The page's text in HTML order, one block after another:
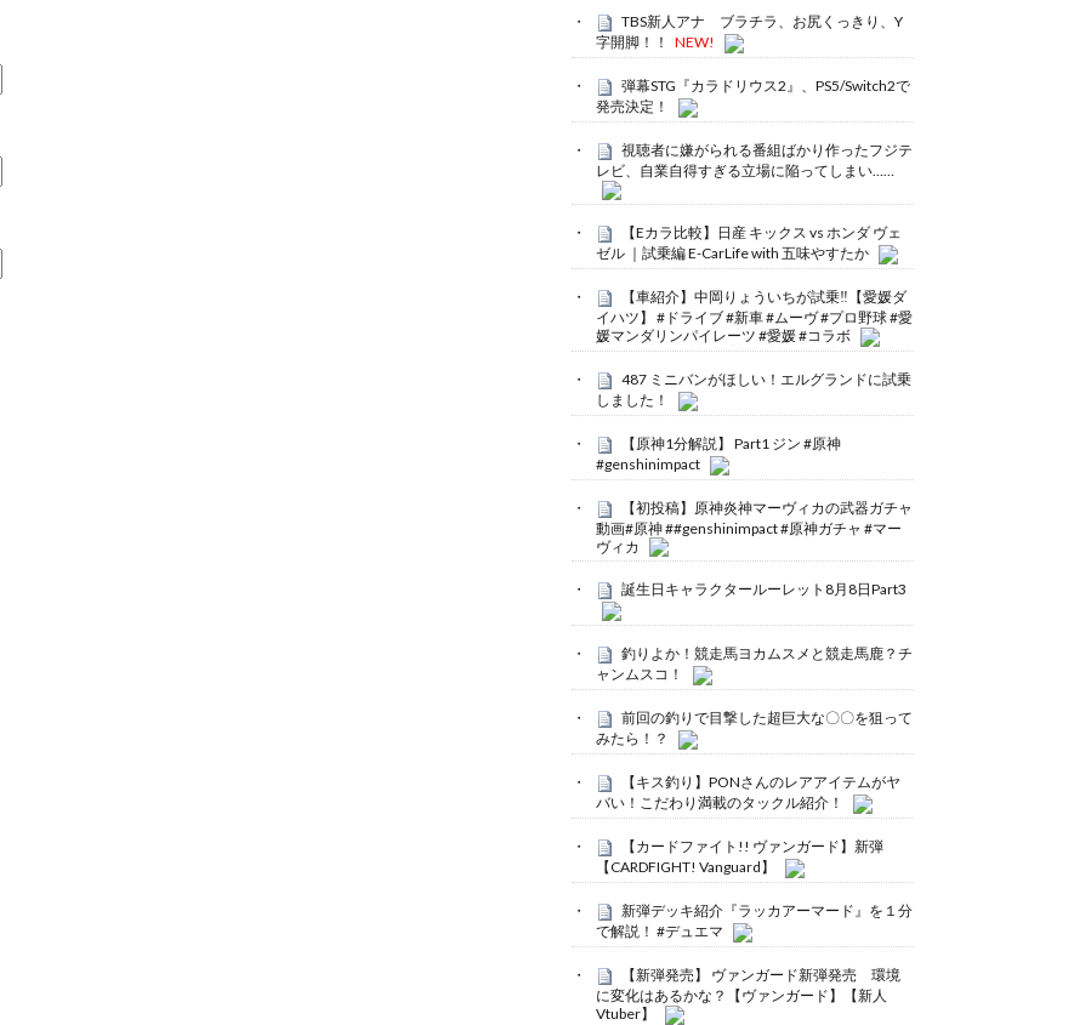
TBS新人アナ ブラチラ、お尻くっきり、Y
字開脚！！
NEW!
弾幕STG『カラドリウス2』、PS5/Switch2で
発売決定！
視聴者に嫌がられる番組ばかり作ったフジテ
レビ、自業自得すぎる立場に陥ってしまい……
【Eカラ比較】日産 キックス vs ホンダ ヴェ
ゼル ｜試乗編 E-CarLife with 五味やすたか
【車紹介】中岡りょういちが試乗‼️【愛媛ダ
イハツ】 #ドライブ #新車 #ムーヴ #プロ野球 #愛
媛マンダリンパイレーツ #愛媛 #コラボ
487 ミニバンがほしい！エルグランドに試乗
しました！
【原神1分解説】 Part1 ジン #原神
#genshinimpact
【初投稿】原神炎神マーヴィカの武器ガチャ
動画#原神 ##genshinimpact #原神ガチャ #マー
ヴィカ
誕生日キャラクタールーレット8月8日Part3
釣りよか！競走馬ヨカムスメと競走馬鹿？チ
ャンムスコ！
前回の釣りで目撃した超巨大な〇〇を狙って
みたら！？
【キス釣り】PONさんのレアアイテムがヤ
バい！こだわり満載のタックル紹介！
【カードファイト!! ヴァンガード】新弾
【CARDFIGHT! Vanguard】
新弾デッキ紹介『ラッカアーマード』を１分
で解説！ #デュエマ
【新弾発売】 ヴァンガード新弾発売 環境
に変化はあるかな？【ヴァンガード】【新人
Vtuber】